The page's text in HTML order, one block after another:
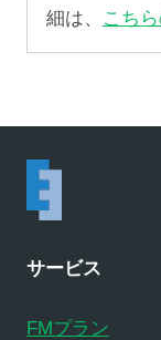
細は、
こち
サービス
FMプラン